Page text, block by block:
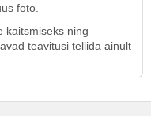
foto.
kaitsmiseks ning
teavitusi tellida ainult